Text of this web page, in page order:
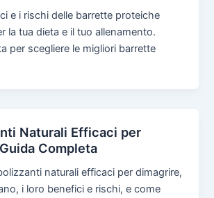
e i rischi delle barrette proteiche
la tua dieta e il tuo allenamento.
per scegliere le migliori barrette
Naturali Efficaci per
Completa
naturali efficaci per dimagrire,
i loro benefici e rischi, e come